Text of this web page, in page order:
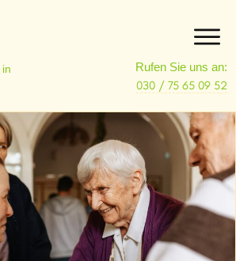
Rufen Sie uns an:
030 / 75 65 09 52